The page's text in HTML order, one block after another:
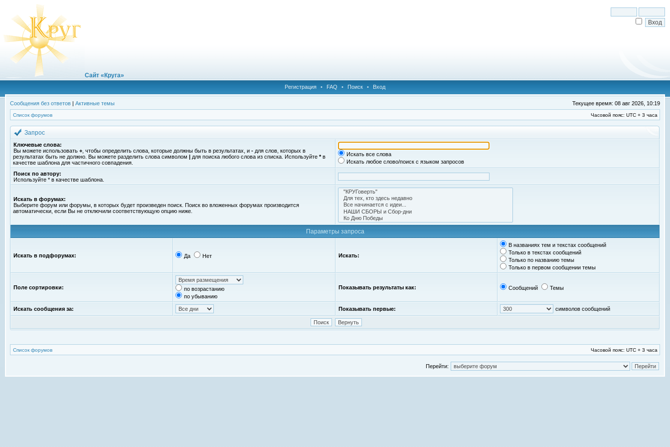
Сайт «Круга»
Регистрация • FAQ • Поиск • Вход
Сообщения без ответов | Активные темы Текущее время: 08 авг 2026, 10:19
Список форумов Часовой пояс: UTC + 3 часа
Запрос
Ключевые слова:
Вы можете использовать + , чтобы определить слова, которые должны быть в результатах, и - для слов, которых в
результатах быть не должно. Вы можете разделить слова символом | для поиска любого слова из списка. Используйте *в
качестве шаблона для частичного совпадения.
Искать все слова
Искать любое слово/поиск с языком запросов
Поиск по автору:
Используйте * в качестве шаблона.
Искать в форумах:
Выберите форум или форумы, в которых будет произведен поиск. Поиск во вложенных форумах производится
автоматически, если Вы не отключили соответствующую опцию ниже.
Параметры запроса
Искать в подфорумах: Да Нет Искать:
В названиях тем и текстах сообщений
Только в текстах сообщений
Только по названию темы
Только в первом сообщении темы
Поле сортировки:
по возрастанию
по убыванию
Показывать результаты как: Сообщений Темы
Искать сообщения за: Показывать первые: символов сообщений
Список форумов Часовой пояс: UTC + 3 часа
Перейти: